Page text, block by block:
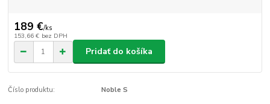
189 €/ks
153,66 € bez DPH
Pridať do košíka
Číslo produktu: Noble S